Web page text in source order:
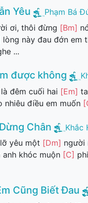
Yêu
Phạm Bá
ơi, thôi đừng [Bm]
lòng này đau đớn em
...
được không
đêm cuối hai [Em]
nhiêu điều em muốn
Chân
Khắc
yêu một [Dm] người
anh khóc muộn [C]
Cũng Biết Đau